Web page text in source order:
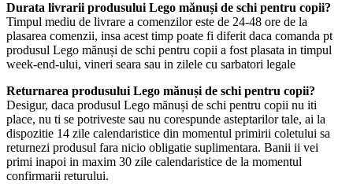
Durata livrarii produsului Lego mănuși de schi pentru copii?
Timpul mediu de livrare a comenzilor este de 24-48 ore de la
plasarea comenzii, insa acest timp poate fi diferit daca comanda pt
produsul Lego mănuși de schi pentru copii a fost plasata in timpul
week-end-ului, vineri seara sau in zilele cu sarbatori legale
Returnarea produsului Lego mănuși de schi pentru copii?
Desigur, daca produsul Lego mănuși de schi pentru copii nu iti
place, nu ti se potriveste sau nu corespunde asteptarilor tale, ai la
dispozitie 14 zile calendaristice din momentul primirii coletului sa
returnezi produsul fara nicio obligatie suplimentara. Banii ii vei
primi inapoi in maxim 30 zile calendaristice de la momentul
confirmarii returului.